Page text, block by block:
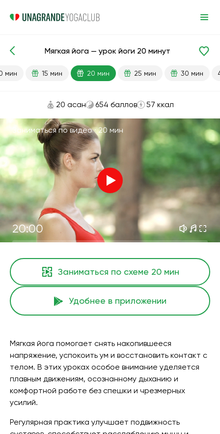
Готовые уроки Начинающий Гибкость
Мягкая йога — урок йоги 20 минут
мин 15 мин 20 мин 25 мин 30 мин
20 асан 654 баллов 57 ккал
Заниматься по видео ·20 мин
20:00
Заниматься по схеме 20 мин
Удобнее в приложении
Мягкая йога помогает снять накопившееся
напряжение, успокоить ум и восстановить контакт с
телом. В этих уроках особое внимание уделяется
плавным движениям, осознанному дыханию и
комфортной работе без спешки и чрезмерных
усилий.
Регулярная практика улучшает подвижность